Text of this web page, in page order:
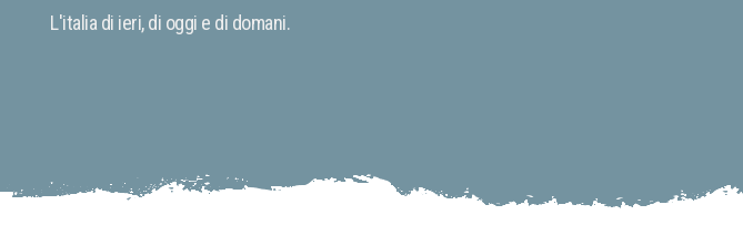
L'italia di ieri, di oggi e di domani.